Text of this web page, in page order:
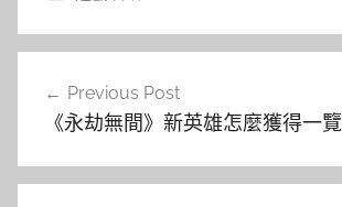
覽
Previous Post
《永劫無間》新英雄怎麼獲得一覽